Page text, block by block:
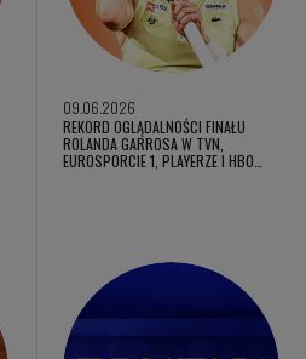
09.06.2026
REKORD OGLĄDALNOŚCI FINAŁU
ROLANDA GARROSA W TVN,
EUROSPORCIE 1, PLAYERZE I HBO…